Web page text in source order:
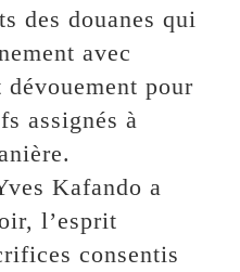
des douanes qui
avec
pour
assignés à
Kafando a
l’esprit
consentis